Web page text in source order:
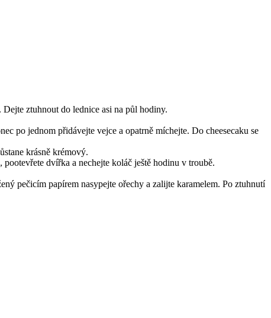
ztuhnout do lednice asi na půl hodiny.
po jednom přidávejte vejce a opatrně míchejte. Do cheesecaku se
krásně krémový.
dvířka a nechejte koláč ještě hodinu v troubě.
pečicím papírem nasypejte ořechy a zalijte karamelem. Po ztuhnutí